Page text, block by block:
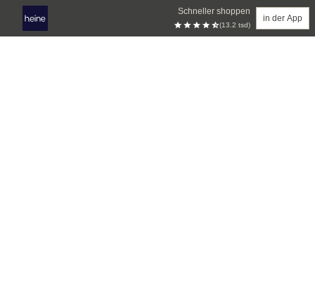
Schneller shoppen
(13.2 tsd)
in der App